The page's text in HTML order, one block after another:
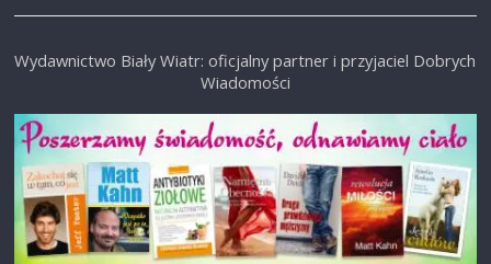
Wydawnictwo Biały Wiatr: oficjalny partner i przyjaciel Dobrych
Wiadomości